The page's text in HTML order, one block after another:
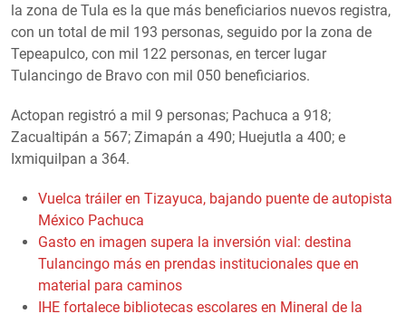
la zona de Tula es la que más beneficiarios nuevos registra,
con un total de mil 193 personas, seguido por la zona de
Tepeapulco, con mil 122 personas, en tercer lugar
Tulancingo de Bravo con mil 050 beneficiarios.
Actopan registró a mil 9 personas; Pachuca a 918;
Zacualtipán a 567; Zimapán a 490; Huejutla a 400; e
Ixmiquilpan a 364.
Vuelca tráiler en Tizayuca, bajando puente de autopista
México Pachuca
Gasto en imagen supera la inversión vial: destina
Tulancingo más en prendas institucionales que en
material para caminos
IHE fortalece bibliotecas escolares en Mineral de la